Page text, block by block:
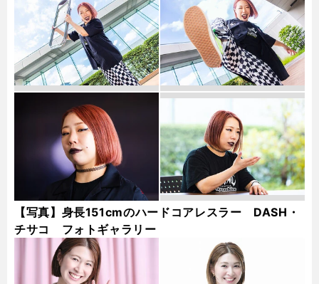
【写真】身長151cmのハードコアレスラー DASH・
チサコ フォトギャラリー